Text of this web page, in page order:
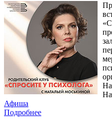
Афиша
Подробнее